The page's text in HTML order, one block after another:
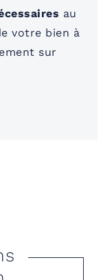
au
votre bien à
sur